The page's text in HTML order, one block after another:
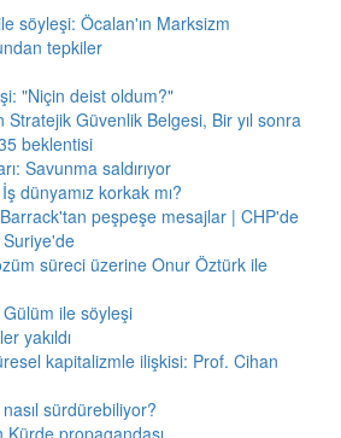
söyleşi: Öcalan'ın Marksizm
tepkiler
"Niçin deist oldum?"
Güvenlik Belgesi, Bir yıl sonra
beklentisi
Savunma saldırıyor
dünyamız korkak mı?
peşpeşe mesajlar | CHP'de
süreci üzerine Onur Öztürk ile
ile söyleşi
yakıldı
kapitalizmle ilişkisi: Prof. Cihan
nasıl sürdürebiliyor?
propagandası